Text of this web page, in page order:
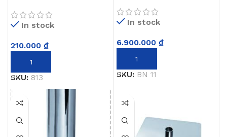
In stock
210.000 ₫
THÊM VÀO GIỎ HÀNG
SKU: 813
In stock
6.900.000 ₫
THÊM VÀO GIỎ HÀNG
SKU: BN 11